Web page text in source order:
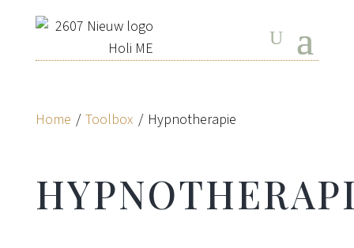
Home / Toolbox / Hypnotherapie